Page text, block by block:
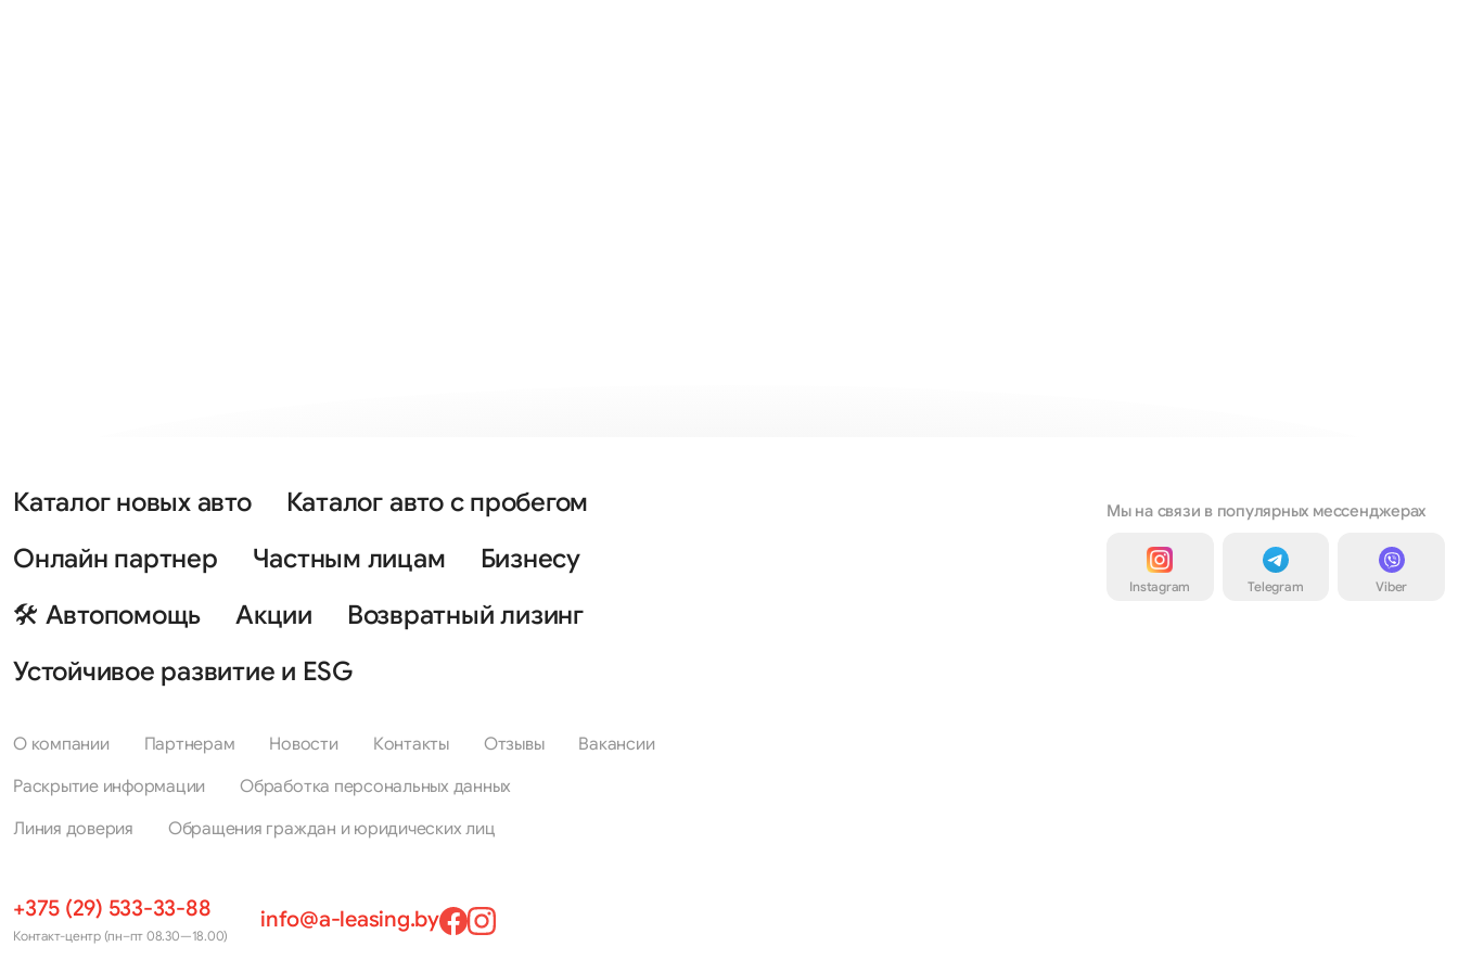
Каталог новых авто
Каталог авто с пробегом
Онлайн партнер
Частным лицам
Бизнесу
🛠 Автопомощь
Акции
Возвратный лизинг
Устойчивое развитие и ESG
О компании Партнерам Новости Контакты Отзывы
Вакансии
Раскрытие информации
Обработка персональных данных
Линия доверия
Обращения граждан и юридических лиц
+375 (29) 533-33-88
Контакт-центр (пн–пт 08.30—18.00)
info@a-leasing.by
Мы на связи в популярных мессенджерах
Instagram Telegram Viber